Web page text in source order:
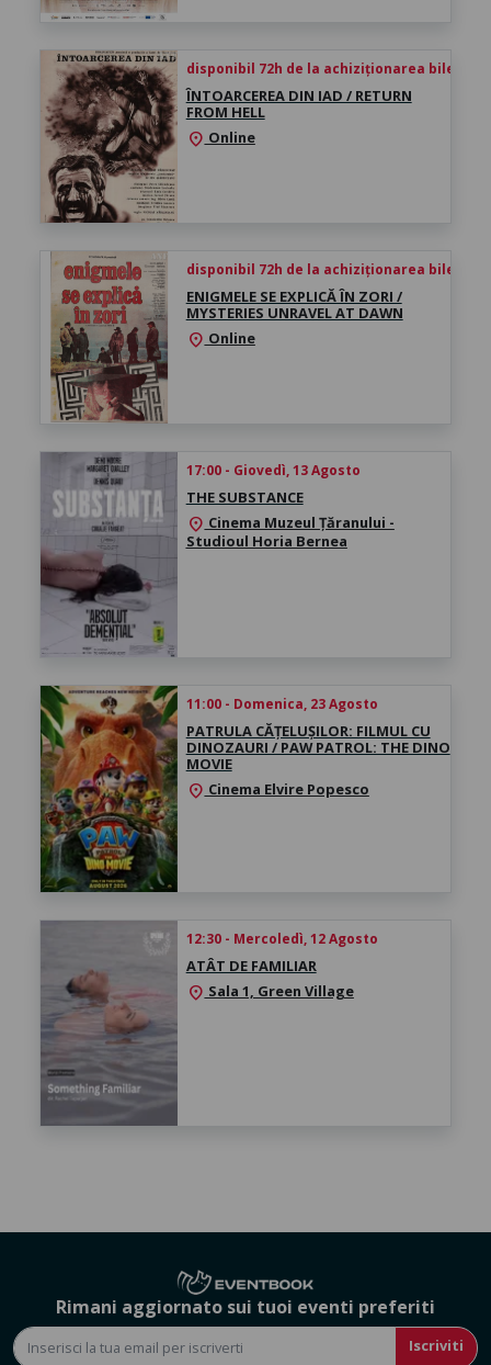
disponibil 72h de la achiziționarea biletului
ÎNTOARCEREA DIN IAD / RETURN
FROM HELL
location_on Online
disponibil 72h de la achiziționarea biletului
ENIGMELE SE EXPLICĂ ÎN ZORI /
MYSTERIES UNRAVEL AT DAWN
location_on Online
17:00 - Giovedì, 13 Agosto
THE SUBSTANCE
location_on Cinema Muzeul Țăranului -
Studioul Horia Bernea
11:00 - Domenica, 23 Agosto
PATRULA CĂȚELUȘILOR: FILMUL CU
DINOZAURI / PAW PATROL: THE DINO
MOVIE
location_on Cinema Elvire Popesco
12:30 - Mercoledì, 12 Agosto
ATÂT DE FAMILIAR
location_on Sala 1, Green Village
Rimani aggiornato sui tuoi eventi preferiti
Iscriviti